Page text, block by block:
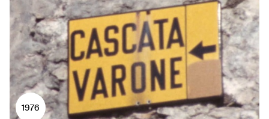
1976